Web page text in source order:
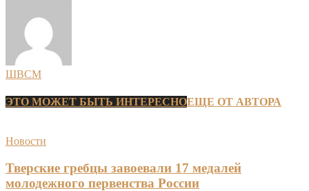
ШВСМ
ЭТО МОЖЕТ БЫТЬ ИНТЕРЕСНОЕЩЕ ОТ АВТОРА
Новости
Тверские гребцы завоевали 17 медалей
молодежного первенства России